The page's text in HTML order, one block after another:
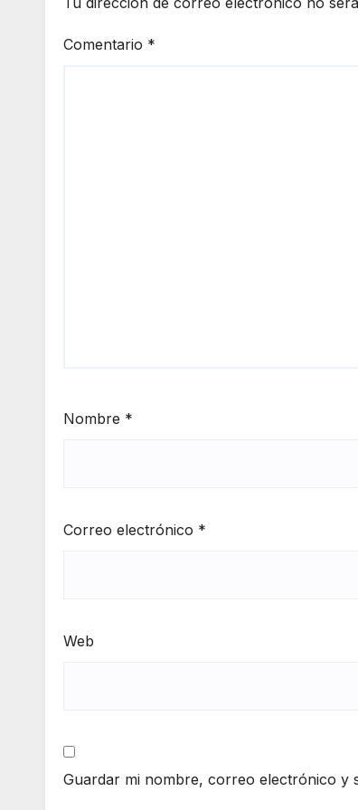
Comentario *
Nombre *
Correo electrónico *
Web
Guardar mi nombre, correo electrónico y